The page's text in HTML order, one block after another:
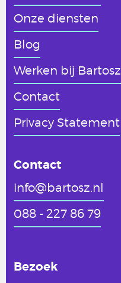
Onze diensten
Blog
Werken bij Bartosz
Contact
Privacy Statement
Contact
info@bartosz.nl
088 - 227 86 79
Bezoek